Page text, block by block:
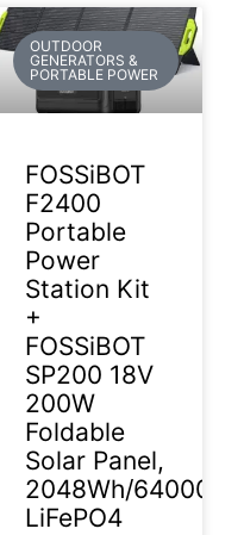
OUTDOOR
GENERATORS &
PORTABLE POWER
FOSSiBOT
F2400
Portable
Power
Station Kit
+
FOSSiBOT
SP200 18V
200W
Foldable
Solar Panel,
2048Wh/
LiFePO4